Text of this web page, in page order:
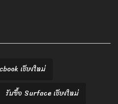
เชียงใหม่
รับซื้อ Surface เชียงใหม่